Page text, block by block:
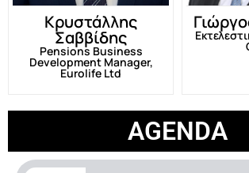
Κρυστάλλης
Σαββίδης
Pensions Business
Development Manager,
Eurolife Ltd
AGENDA